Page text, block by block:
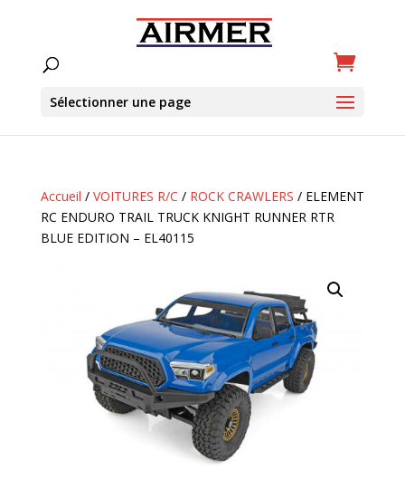
Sélectionner une page
Accueil / VOITURES R/C / ROCK CRAWLERS / ELEMENT
RC ENDURO TRAIL TRUCK KNIGHT RUNNER RTR
BLUE EDITION – EL40115